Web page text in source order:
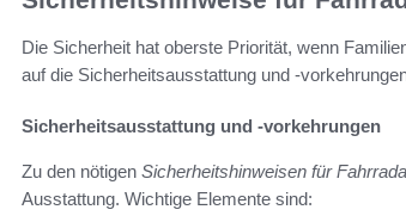
Die Sicherheit hat oberste Priorität, wenn
auf die Sicherheitsausstattung und -
Sicherheitsausstattung und -vorkehrungen
Zu den nötigen Sicherheitshinweisen für
Ausstattung. Wichtige Elemente sind: